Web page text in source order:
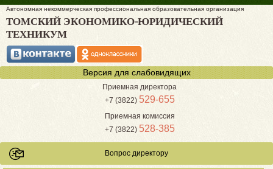
Автономная некоммерческая профессиональная образовательная организация
ТОМСКИЙ ЭКОНОМИКО-ЮРИДИЧЕСКИЙ
ТЕХНИКУМ
Версия для слабовидящих
Приемная директора
+7 (3822) 529-655
Приемная комиссия
+7 (3822) 528-385
Вопрос директору